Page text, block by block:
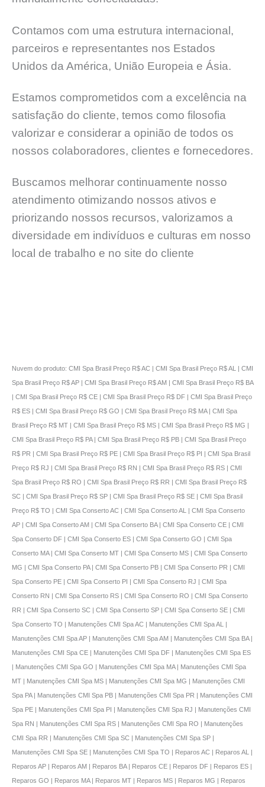
Contamos com uma estrutura internacional,
parceiros e representantes nos Estados
Unidos da América, União Europeia e Ásia.
Estamos comprometidos com a excelência na
satisfação do cliente, temos como filosofia
valorizar e considerar a opinião de todos os
nossos colaboradores, clientes e fornecedores.
Buscamos melhorar continuamente nosso
atendimento otimizando nossos ativos e
priorizando nossos recursos, valorizamos a
diversidade em indivíduos e culturas em nosso
local de trabalho e no site do cliente
Nuvem do produto: CMI Spa Brasil Preço R$ AC | CMI Spa Brasil Preço R$ AL | CMI
Spa Brasil Preço R$ AP | CMI Spa Brasil Preço R$ AM | CMI Spa Brasil Preço R$ BA
| CMI Spa Brasil Preço R$ CE | CMI Spa Brasil Preço R$ DF | CMI Spa Brasil Preço
R$ ES | CMI Spa Brasil Preço R$ GO | CMI Spa Brasil Preço R$ MA | CMI Spa
Brasil Preço R$ MT | CMI Spa Brasil Preço R$ MS | CMI Spa Brasil Preço R$ MG |
CMI Spa Brasil Preço R$ PA | CMI Spa Brasil Preço R$ PB | CMI Spa Brasil Preço
R$ PR | CMI Spa Brasil Preço R$ PE | CMI Spa Brasil Preço R$ PI | CMI Spa Brasil
Preço R$ RJ | CMI Spa Brasil Preço R$ RN | CMI Spa Brasil Preço R$ RS | CMI
Spa Brasil Preço R$ RO | CMI Spa Brasil Preço R$ RR | CMI Spa Brasil Preço R$
SC | CMI Spa Brasil Preço R$ SP | CMI Spa Brasil Preço R$ SE | CMI Spa Brasil
Preço R$ TO | CMI Spa Conserto AC | CMI Spa Conserto AL | CMI Spa Conserto
AP | CMI Spa Conserto AM | CMI Spa Conserto BA | CMI Spa Conserto CE | CMI
Spa Conserto DF | CMI Spa Conserto ES | CMI Spa Conserto GO | CMI Spa
Conserto MA | CMI Spa Conserto MT | CMI Spa Conserto MS | CMI Spa Conserto
MG | CMI Spa Conserto PA | CMI Spa Conserto PB | CMI Spa Conserto PR | CMI
Spa Conserto PE | CMI Spa Conserto PI | CMI Spa Conserto RJ | CMI Spa
Conserto RN | CMI Spa Conserto RS | CMI Spa Conserto RO | CMI Spa Conserto
RR | CMI Spa Conserto SC | CMI Spa Conserto SP | CMI Spa Conserto SE | CMI
Spa Conserto TO | Manutenções CMI Spa AC | Manutenções CMI Spa AL |
Manutenções CMI Spa AP | Manutenções CMI Spa AM | Manutenções CMI Spa BA |
Manutenções CMI Spa CE | Manutenções CMI Spa DF | Manutenções CMI Spa ES
| Manutenções CMI Spa GO | Manutenções CMI Spa MA | Manutenções CMI Spa
MT | Manutenções CMI Spa MS | Manutenções CMI Spa MG | Manutenções CMI
Spa PA | Manutenções CMI Spa PB | Manutenções CMI Spa PR | Manutenções CMI
Spa PE | Manutenções CMI Spa PI | Manutenções CMI Spa RJ | Manutenções CMI
Spa RN | Manutenções CMI Spa RS | Manutenções CMI Spa RO | Manutenções
CMI Spa RR | Manutenções CMI Spa SC | Manutenções CMI Spa SP |
Manutenções CMI Spa SE | Manutenções CMI Spa TO | Reparos AC | Reparos AL |
Reparos AP | Reparos AM | Reparos BA | Reparos CE | Reparos DF | Reparos ES |
Reparos GO | Reparos MA | Reparos MT | Reparos MS | Reparos MG | Reparos